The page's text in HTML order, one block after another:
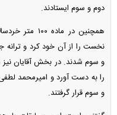
دوم و سوم ایستادند.
همچنین در
نخست را از آن خود کرد و ترانه
را به دست آورد و امیرمحمد
و سوم قرار گرفتند.